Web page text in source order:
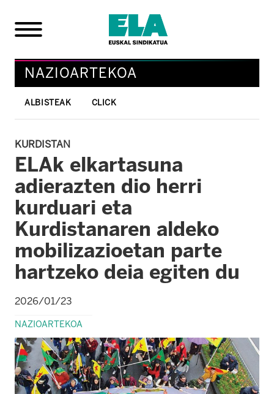
NAZIOARTEKOA
ALBISTEAK CLICK
KURDISTAN
ELAk elkartasuna
adierazten dio herri
kurduari eta
Kurdistanaren aldeko
mobilizazioetan parte
hartzeko deia egiten du
2026/01/23
NAZIOARTEKOA